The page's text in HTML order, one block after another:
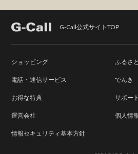
G-Call公式サイトTOP
ショッピング ふるさ
電話・通信サービス でんき
お得な特典 サポート
運営会社 個人情
情報セキュリティ基本方針